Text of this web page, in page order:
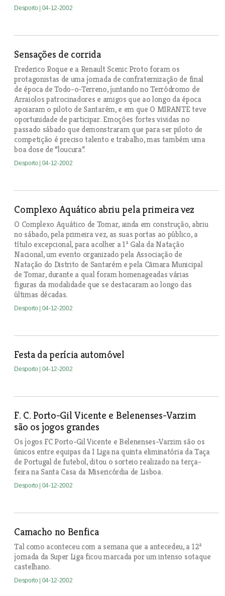
Desporto | 04-12-2002
Sensações de corrida
Frederico Roque e a Renault Scenic Proto foram os
protagonistas de uma jornada de confraternização de final
de época de Todo-o-Terreno, juntando no Terródromo de
Arraiolos patrocinadores e amigos que ao longo da época
apoiaram o piloto de Santarém, e em que O MIRANTE teve
oportunidade de participar. Emoções fortes vividas no
passado sábado que demonstraram que para ser piloto de
competição é preciso talento e trabalho, mas também uma
boa dose de “loucura”.
Desporto | 04-12-2002
Complexo Aquático abriu pela primeira vez
O Complexo Aquático de Tomar, ainda em construção, abriu
no sábado, pela primeira vez, as suas portas ao público, a
título excepcional, para acolher a 1ª Gala da Natação
Nacional, um evento organizado pela Associação de
Natação do Distrito de Santarém e pela Câmara Municipal
de Tomar, durante a qual foram homenageadas várias
figuras da modalidade que se destacaram ao longo das
últimas décadas.
Desporto | 04-12-2002
Festa da perícia automóvel
Desporto | 04-12-2002
F. C. Porto-Gil Vicente e Belenenses-Varzim
são os jogos grandes
Os jogos FC Porto-Gil Vicente e Belenenses-Varzim são os
únicos entre equipas da I Liga na quinta eliminatória da Taça
de Portugal de futebol, ditou o sorteio realizado na terça-
feira na Santa Casa da Misericórdia de Lisboa.
Desporto | 04-12-2002
Camacho no Benfica
Tal como aconteceu com a semana que a antecedeu, a 12ª
jornada da Super Liga ficou marcada por um intenso sotaque
castelhano.
Desporto | 04-12-2002